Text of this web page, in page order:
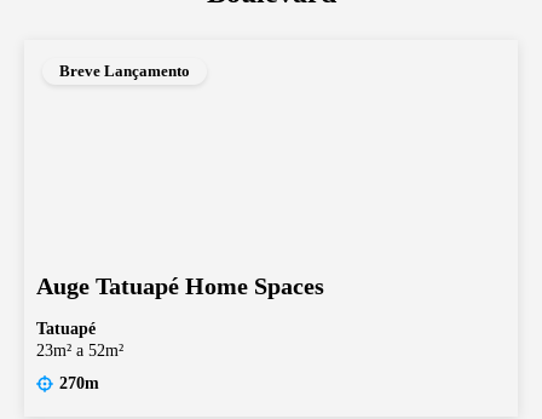
Breve Lançamento
Auge Tatuapé Home Spaces
Tatuapé
23m² a 52m²
270m